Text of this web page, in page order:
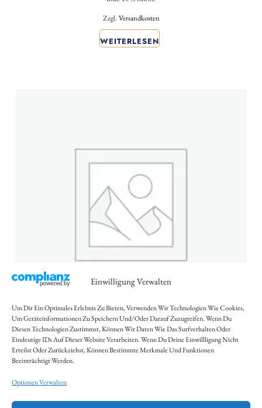
Einwilligung Verwalten
Um Dir Ein Optimales Erlebnis Zu Bieten, Verwenden Wir Technologien Wie Cookies,
Um Geräteinformationen Zu Speichern Und/oder Darauf Zuzugreifen. Wenn Du
Diesen Technologien Zustimmst, Können Wir Daten Wie Das Surfverhalten Oder
Eindeutige IDs Auf Dieser Website Verarbeiten. Wenn Du Deine Einwillligung Nicht
Erteilst Oder Zurückziehst, Können Bestimmte Merkmale Und Funktionen
Beeinträchtigt Werden.
Optionen Verwalten
Zzgl. Versandkosten
WEITERLESEN
Masala Dosa
Inkl. 10 % MwSt.